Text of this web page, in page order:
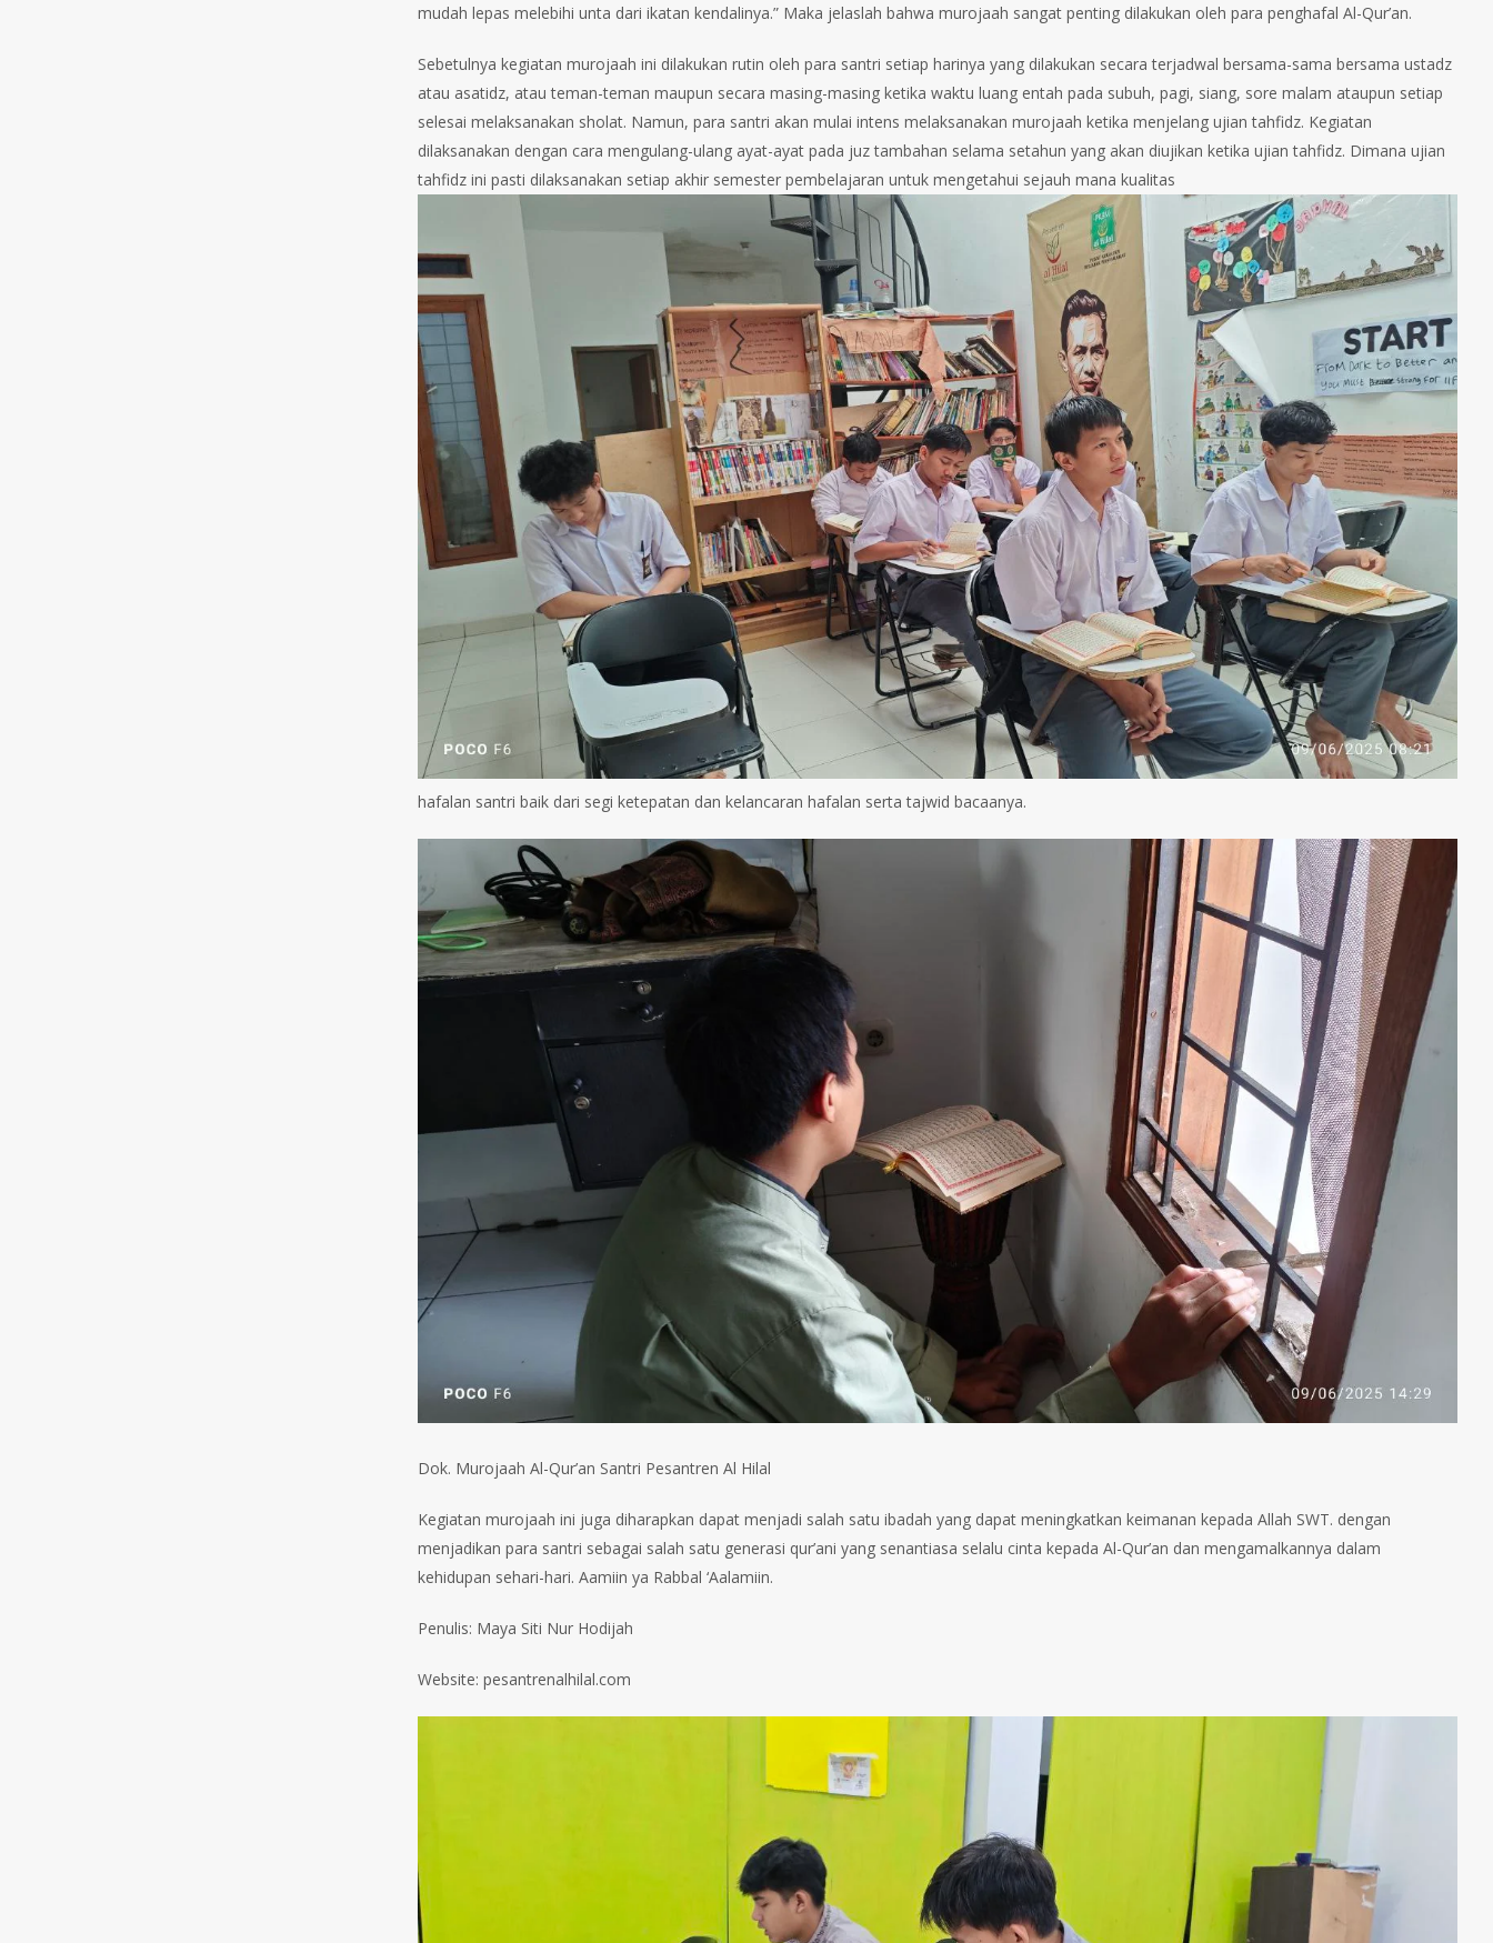
mudah lepas melebihi unta dari ikatan kendalinya.” Maka jelaslah bahwa murojaah sangat penting dilakukan oleh para penghafal Al-Qur’an.
Sebetulnya kegiatan murojaah ini dilakukan rutin oleh para santri setiap harinya yang dilakukan secara terjadwal bersama-sama bersama ustadz
atau asatidz, atau teman-teman maupun secara masing-masing ketika waktu luang entah pada subuh, pagi, siang, sore malam ataupun setiap
selesai melaksanakan sholat. Namun, para santri akan mulai intens melaksanakan murojaah ketika menjelang ujian tahfidz. Kegiatan
dilaksanakan dengan cara mengulang-ulang ayat-ayat pada juz tambahan selama setahun yang akan diujikan ketika ujian tahfidz. Dimana ujian
tahfidz ini pasti dilaksanakan setiap akhir semester pembelajaran untuk mengetahui sejauh mana kualitas
hafalan santri baik dari segi ketepatan dan kelancaran hafalan serta tajwid bacaanya.
Dok. Murojaah Al-Qur’an Santri Pesantren Al Hilal
Kegiatan murojaah ini juga diharapkan dapat menjadi salah satu ibadah yang dapat meningkatkan keimanan kepada Allah SWT. dengan
menjadikan para santri sebagai salah satu generasi qur’ani yang senantiasa selalu cinta kepada Al-Qur’an dan mengamalkannya dalam
kehidupan sehari-hari. Aamiin ya Rabbal ‘Aalamiin.
Penulis: Maya Siti Nur Hodijah
Website: pesantrenalhilal.com